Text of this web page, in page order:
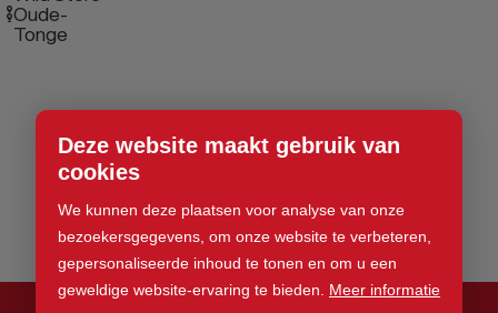
Deze website maakt gebruik van
cookies
We kunnen deze plaatsen voor analyse van onze
bezoekersgegevens, om onze website te verbeteren,
gepersonaliseerde inhoud te tonen en om u een
geweldige website-ervaring te bieden. Meer informatie
Oude-
Tonge